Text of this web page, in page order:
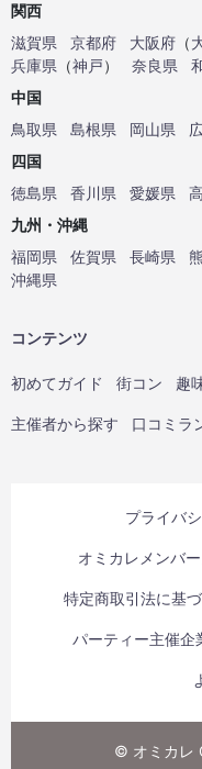
関西
滋賀県
京都府 大阪府 （
兵庫県 （神戸） 奈良県
中国
鳥取県
島根県 岡山県
四国
徳島県
香川県 愛媛県
九州・沖縄
福岡県
佐賀県 長崎県
沖縄県
コンテンツ
初めてガイド 街コン 趣
主催者から探す 口コミラ
プライバ
オミカレメンバ
特定商取引法に基
パーティー主催企
© オミカレ